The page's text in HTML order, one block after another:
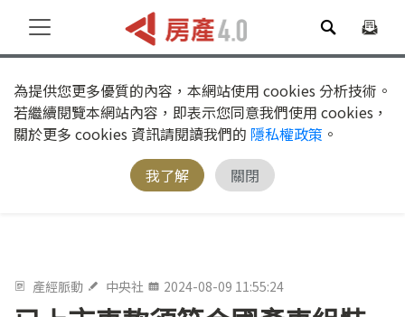
為提供您更多優質的內容，本網站使用 cookies 分析技術。
若繼續閱覽本網站內容，即表示您同意我們使用 cookies，
關於更多 cookies 資訊請閱讀我們的 隱私權政策 。
我了解
關閉
產經脈動 中央社 2024-08-09 11:55:24